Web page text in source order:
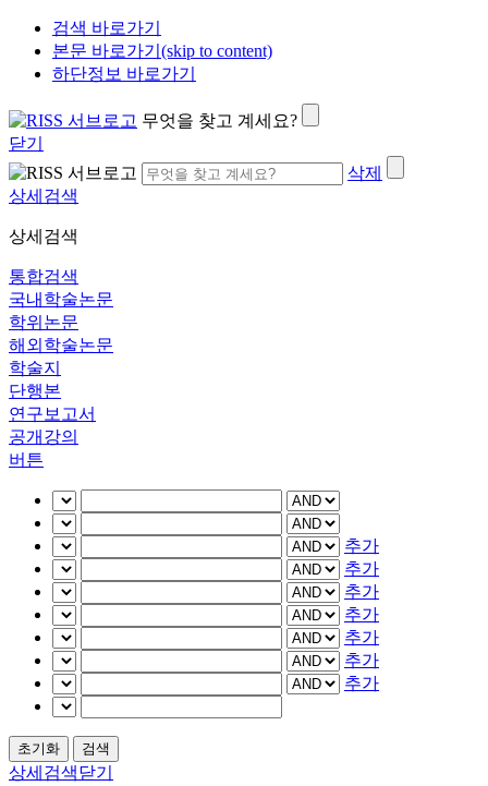
검색 바로가기
본문 바로가기(skip to content)
하단정보 바로가기
무엇을 찾고 계세요?
닫기
삭제
상세검색
상세검색
통합검색
국내학술논문
학위논문
해외학술논문
학술지
단행본
연구보고서
공개강의
버튼
추가
추가
추가
추가
추가
추가
추가
상세검색닫기